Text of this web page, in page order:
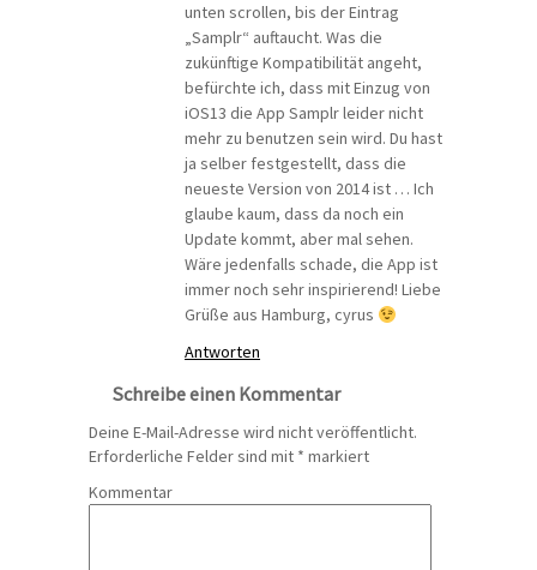
unten scrollen, bis der Eintrag
„Samplr“ auftaucht. Was die
zukünftige Kompatibilität angeht,
befürchte ich, dass mit Einzug von
iOS13 die App Samplr leider nicht
mehr zu benutzen sein wird. Du hast
ja selber festgestellt, dass die
neueste Version von 2014 ist … Ich
glaube kaum, dass da noch ein
Update kommt, aber mal sehen.
Wäre jedenfalls schade, die App ist
immer noch sehr inspirierend! Liebe
Grüße aus Hamburg, cyrus
Antworten
Schreibe einen Kommentar
Deine E-Mail-Adresse wird nicht veröffentlicht.
Erforderliche Felder sind mit * markiert
Kommentar